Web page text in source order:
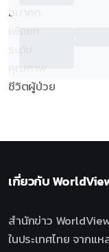
เกี่ยวกับ
สำนักข่าว
ในประเทศไทย จากแ